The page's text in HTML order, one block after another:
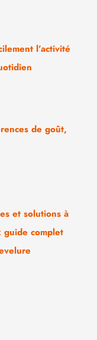
l’activité
de goût,
et solutions à
complet